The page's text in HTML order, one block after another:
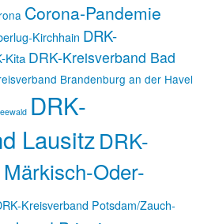
Corona-Pandemie
Kirchhain DRK-
Kita DRK-Kreisverband Bad
Brandenburg an der Havel
DRK-
LausitzDRK-
Oder-
Kreisverband Potsdam/Zauch-